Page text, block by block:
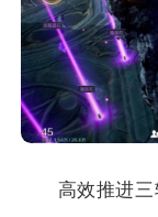
高效推进